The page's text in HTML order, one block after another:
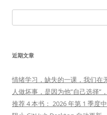
索：
近期文章
情绪学习，缺失的一课，我们在
人做坏事，是因为他”自己选择”
推荐 4 本书： 2026 年第 1 季度